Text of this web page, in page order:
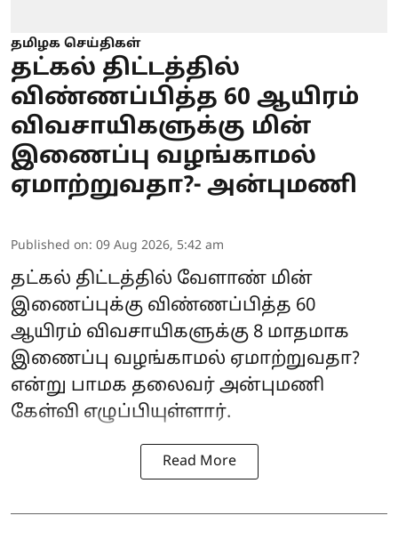
தமிழக செய்திகள்
தட்கல் திட்டத்தில்
விண்ணப்பித்த 60 ஆயிரம்
விவசாயிகளுக்கு மின்
இணைப்பு வழங்காமல்
ஏமாற்றுவதா?- அன்புமணி
Published on: 09 Aug 2026, 5:42 am
தட்கல் திட்டத்தில் வேளாண் மின்
இணைப்புக்கு விண்ணப்பித்த 60
ஆயிரம் விவசாயிகளுக்கு 8 மாதமாக
இணைப்பு வழங்காமல் ஏமாற்றுவதா?
என்று பாமக தலைவர் அன்புமணி
கேள்வி எழுப்பியுள்ளார்.
Read More